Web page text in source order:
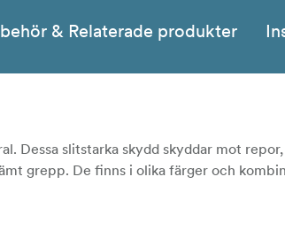
& Relaterade produkter
Dessa slitstarka skydd skyddar mot
grepp. De finns i olika färger och